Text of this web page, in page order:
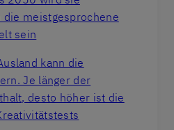
meistgesprochene
sein
kann die
Je länger der
desto höher ist die